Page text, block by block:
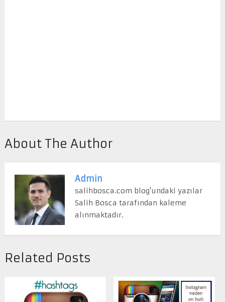
About The Author
Admin
salihbosca.com blog'undaki yazılar
Salih Bosca tarafından kaleme
alınmaktadır.
Related Posts